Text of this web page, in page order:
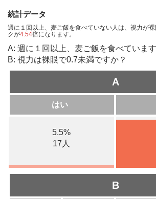
統計データ
週に１回以上、麦ご飯を食べていない人は、視力が
クが4.54倍になります。
A: 週に１回以上、麦ご飯を食べていま
B: 視力は裸眼で0.7未満ですか？
A
はい
5.5%
17人
B